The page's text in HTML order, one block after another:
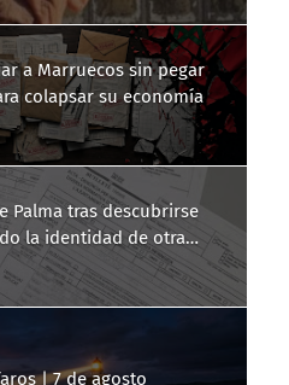
a Marruecos sin pegar
colapsar su economía
Palma tras descubrirse
la identidad de otra
| 7 de agosto